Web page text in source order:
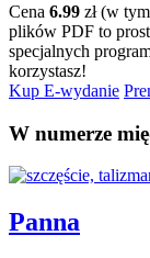
Cena 6.99 zł (w
plików PDF to
specjalnych
korzystasz!
Kup E-wydanie
W numerze
Panna